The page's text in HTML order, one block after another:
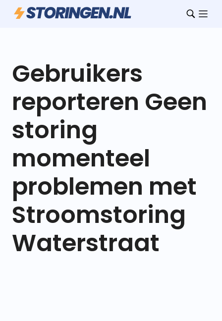
Gebruikers
reporteren Geen
storing
momenteel
problemen met
Stroomstoring
Waterstraat